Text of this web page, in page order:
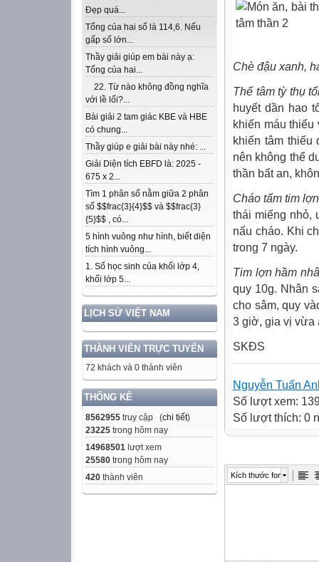
Đẹp quá...
Tổng của hai số là 114,6. Nếu
gấp số lớn...
Thầy giải giúp em bài này ạ:
Tổng của hai...
22. Từ nào không đồng nghĩa
với lề lối?...
Bài giải 2 tam giác KBE và HBE
có chung...
Thầy giúp e giải bài này nhé: ...
Giải Diện tích EBFD là: 2025 -
675 x 2...
Tìm 1 phân số nằm giữa 2 phân
số $$frac{3}{4}$$ và $$frac{3}
{5}$$ , có...
5 hình vuông như hình, biết diện
tích hình vuông...
1. Số học sinh của khối lớp 4,
khối lớp 5...
LỊCH SỬ VIỆT NAM
THÀNH VIÊN TRỰC TUYẾN
72 khách và 0 thành viên
THỐNG KÊ
8562955 truy cập (chi tiết)
23225 trong hôm nay
14968501 lượt xem
25580 trong hôm nay
420 thành viên
Chè đậu xanh,
Thể tâm tỳ thụ
huyết dần hao
khiến máu
khiến tâm
nên không thể
thần bất an,
Cháo tấm tim
thái miếng nhỏ,
nấu cháo. Khi
trong 7 ngày.
Tim lợn hầm
quy 10g. Nhân
cho sâm, quy
3 giờ, gia vị vừa
SKĐS
Nguyễn Tuấn
Số lượt xem:
Số lượt thích: 0
Kích thước font